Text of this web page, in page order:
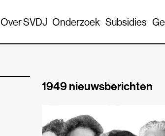
Over SVDJ Onderzoek Subsidies
1949 nieuwsberichten